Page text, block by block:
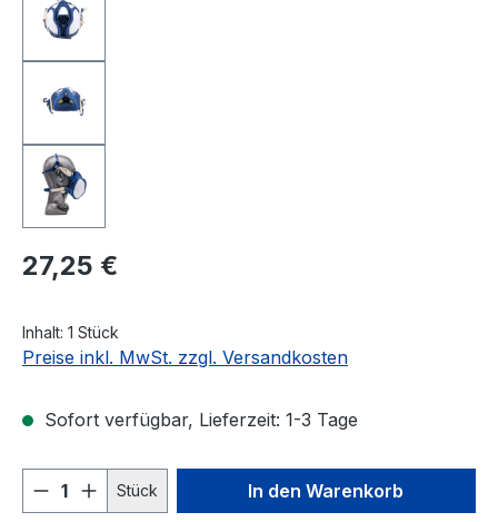
Regulärer Preis:
27,25 €
Inhalt: 1 Stück
Preise inkl. MwSt. zzgl. Versandkosten
Sofort verfügbar, Lieferzeit: 1-3 Tage
Produkt Anzahl: Gib den
Stück In den Warenkorb